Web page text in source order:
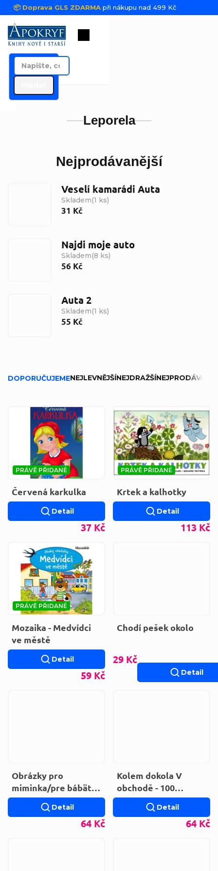
Přejít na obsah
📦 Doprava GLS ZDARMA při nákupu nad 499 Kč
Nákupní košík
Leporela
Nejprodávanější
Veselí kamarádi Auta
Skladem(1 ks)
31 Kč
Najdi moje auto
Skladem(8 ks)
56 Kč
Auta 2
Skladem(1 ks)
55 Kč
DOPORUČUJEMENEJLEVNĚJŠÍNEJDRAŽŠÍ
Výpis produktů
PRÁVĚ PŘIDANÉ
Červená karkulka
37 Kč
Detail
PRÁVĚ PŘIDANÉ
Krtek a kalhotky
113 Kč
Detail
PRÁVĚ PŘIDANÉ
Mozaika - Medvídci
ve městě
59 Kč
Detail
Chodí pešek okolo
29 Kč
Detail
Obrázky pro
miminka/pre bábätká
- Mňau
64 Kč
Detail
Kolem dokola V
obchodě - 100
nových slov
64 Kč
Detail